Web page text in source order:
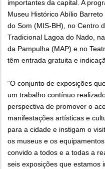
importantes da capital. A
Museu Histórico Abílio
do Som (MIS-BH), no Centro
Tradicional Lagoa do Nado,
da Pampulha (MAP) e no
têm entrada gratuita e
“O conjunto de exposições
um trabalho contínuo
perspectiva de promover o
manifestações artísticas e
para a cidade e instigam o
os museus e os
convido a todos e a todas a
seis exposições que estamos